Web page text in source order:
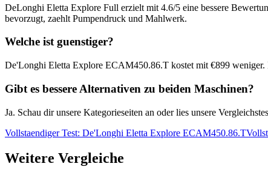
DeLonghi Eletta Explore Full erzielt mit 4.6/5 eine bessere
bevorzugt, zaehlt Pumpendruck und Mahlwerk.
Welche ist guenstiger?
De'Longhi Eletta Explore ECAM450.86.T kostet mit €899 weniger.
Gibt es bessere Alternativen zu beiden Maschinen?
Ja. Schau dir unsere Kategorieseiten an oder lies unsere
Vollstaendiger Test: De'Longhi Eletta Explore ECAM450.86.T
Weitere Vergleiche